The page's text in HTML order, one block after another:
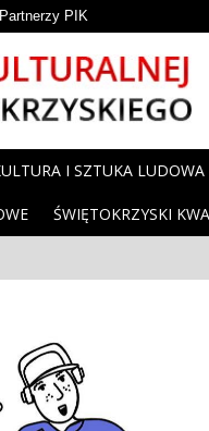
Partnerzy PIK
I SZTUKA LUDOWA
ŚWIĘTOKRZYSKI